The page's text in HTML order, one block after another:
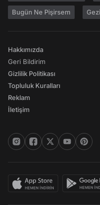
Bugün Ne Pişirsem
Hakkımızda
Geri Bildirim
Gizlilik Politikası
Topluluk Kuralları
Reklam
İletişim